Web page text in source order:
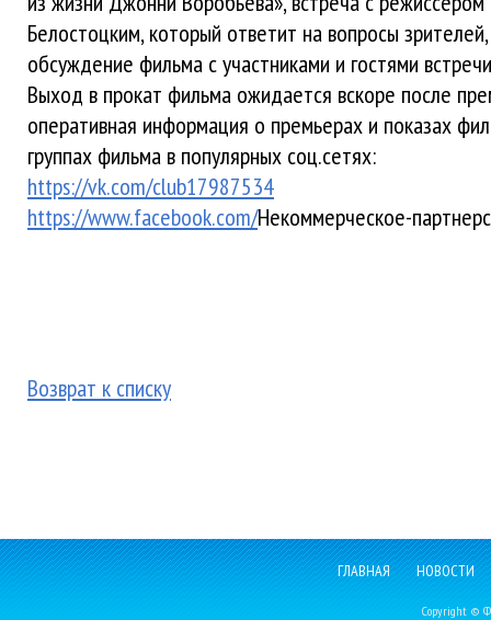
Белостоцким, который ответит на вопросы
обсуждение фильма с участниками и гостями
Выход в прокат фильма ожидается вскоре после
оперативная информация о премьерах и показах
группах фильма в популярных соц.сетях:
https://vk.com/club17987534
https://www.facebook.com/Некоммерческое-
Возврат к списку
ГЛАВНАЯ НОВОСТИ
Copyright ©